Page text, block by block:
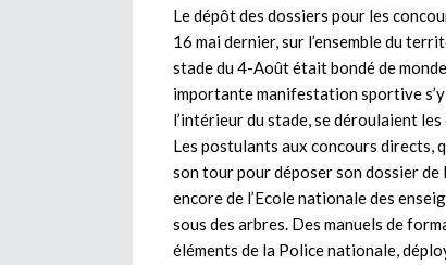
Le dépôt des dossiers pour les
16 mai dernier, sur l’ensemble du
stade du 4-Août était bondé de
importante manifestation sportive
l’intérieur du stade, se déroulaient
Les postulants aux concours directs,
son tour pour déposer son dossier de
encore de l’Ecole nationale des
sous des arbres. Des manuels de
éléments de la Police nationale,